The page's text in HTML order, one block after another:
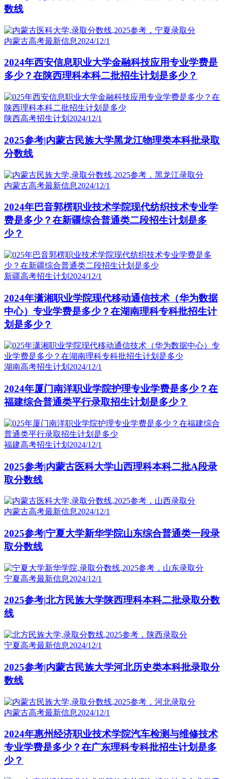
数线
内蒙古高考最新信息2024/12/1
2024年西安信息职业大学金融科技应用专业学费是
多少？在陕西理科本科二批招生计划是多少？
陕西高考招生计划 2024/12/1
2025参考|内蒙古民族大学黑龙江物理类本科批录取
分数线
内蒙古高考最新信息2024/12/1
2024年巴音郭楞职业技术学院现代纺织技术专业学
费是多少？在新疆综合普通类二段招生计划是多
少？
新疆高考招生计划 2024/12/1
2024年潇湘职业学院现代移动通信技术（华为数据
中心）专业学费是多少？在湖南理科专科批招生计
划是多少？
湖南高考招生计划 2024/12/1
2024年厦门南洋职业学院护理专业学费是多少？在
福建综合普通类平行录取招生计划是多少？
福建高考招生计划 2024/12/1
2025参考|内蒙古医科大学山西理科本科二批A段录
取分数线
内蒙古高考最新信息2024/12/1
2025参考|宁夏大学新华学院山东综合普通类一段录
取分数线
宁夏高考最新信息2024/12/1
2025参考|北方民族大学陕西理科本科二批录取分数
线
宁夏高考最新信息2024/12/1
2025参考|内蒙古民族大学河北历史类本科批录取分
数线
内蒙古高考最新信息2024/12/1
2024年惠州经济职业技术学院汽车检测与维修技术
专业学费是多少？在广东理科专科批招生计划是多
少？